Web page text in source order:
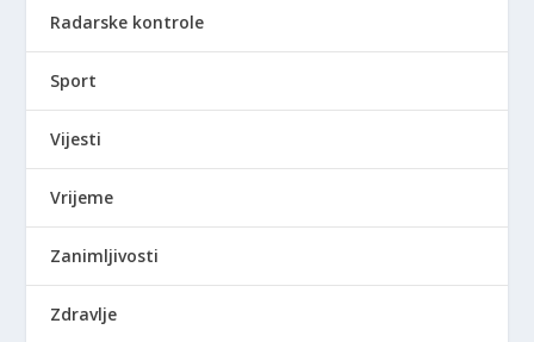
Radarske kontrole
Sport
Vijesti
Vrijeme
Zanimljivosti
Zdravlje